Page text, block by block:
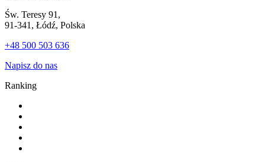
Św. Teresy 91,
91-341, Łódź, Polska
+48 500 503 636
Napisz do nas
Ranking